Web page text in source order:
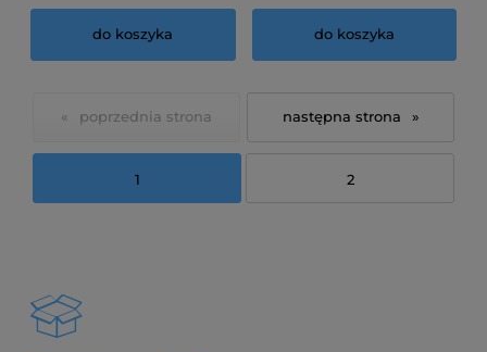
do koszyka do koszyka
«
1 2
»